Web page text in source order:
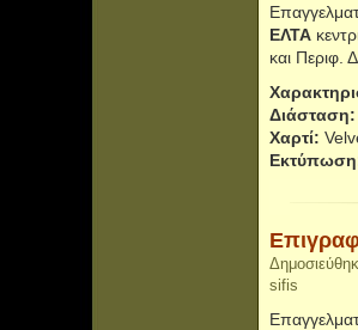
ΕΛΤΑ
και Περιφ.
Διάσταση:
Χαρτί:
sifis